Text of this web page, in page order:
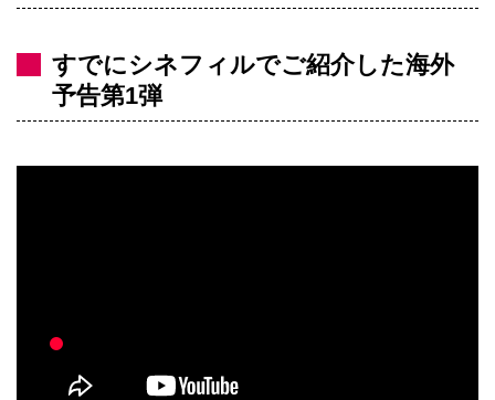
すでにシネフィルでご紹介した海外
予告第1弾